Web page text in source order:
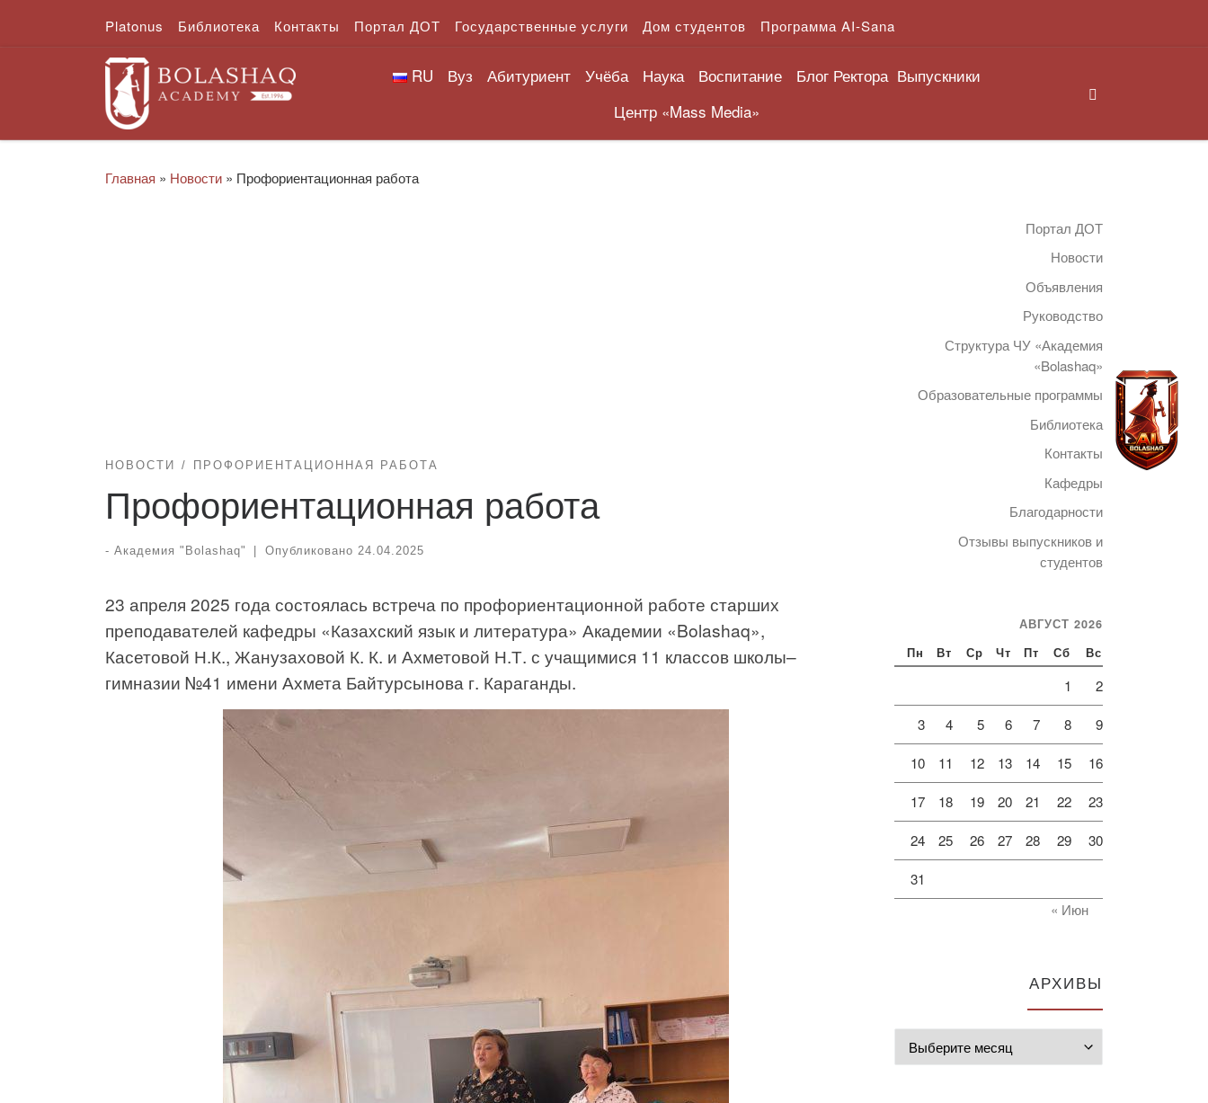
Перейти к содержимому
Platonus Библиотека Контакты Портал ДОТ Государственные услуги Дом студентов Программа AI-Sana
RU Вуз Абитуриент Учёба Наука Воспитание Блог Ректора Выпускники
Центр «Mass Media»
Главная » Новости » Профориентационная работа
НОВОСТИ ПРОФОРИЕНТАЦИОННАЯ РАБОТА
Профориентационная работа
- Академия "Bolashaq" Опубликовано 24.04.2025
23 апреля 2025 года состоялась встреча по профориентационной работе старших
преподавателей кафедры «Казахский язык и литература» Академии «Bolashaq»,
Касетовой Н.К., Жанузаховой К. К. и Ахметовой Н.Т. с учащимися 11 классов школы–
гимназии №41 имени Ахмета Байтурсынова г. Караганды.
Портал ДОТ
Новости
Объявления
Руководство
Структура ЧУ «Академия
«Bolashaq»
Образовательные программы
Библиотека
Контакты
Кафедры
Благодарности
Отзывы выпускников и
студентов
АВГУСТ 2026
Пн Вт Ср Чт Пт Сб Вс
1 2
3 4 5 6 7 8 9
10 11 12 13 14 15 16
17 18 19 20 21 22 23
24 25 26 27 28 29 30
31
« Июн
АРХИВЫ